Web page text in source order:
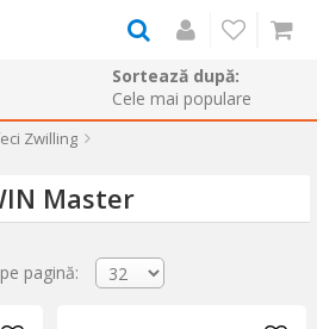
Sortează după:
Zwilling
Master
pagină: